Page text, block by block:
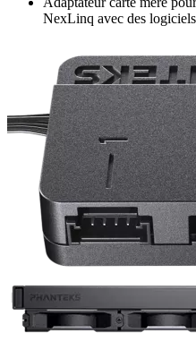
NexLinq avec des